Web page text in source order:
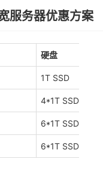
服务器优惠方案
硬盘
1T SSD
4*1T SSD
6*1T SSD
6*1T SSD